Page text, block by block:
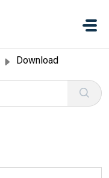
Download